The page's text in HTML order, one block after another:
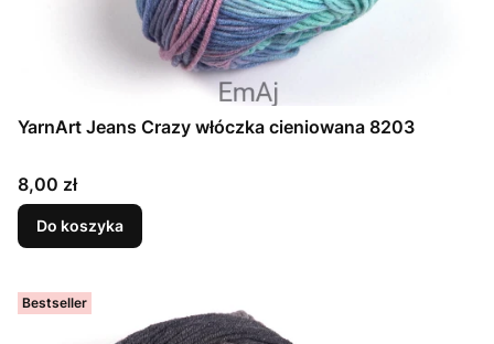
YarnArt Jeans Crazy włóczka cieniowana 8203
Cena
8,00 zł
Do koszyka
Bestseller